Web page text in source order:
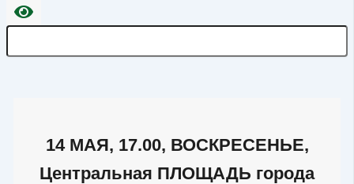
14 МАЯ, 17.00, ВОСКРЕСЕНЬЕ,
Центральная ПЛОЩАДЬ города